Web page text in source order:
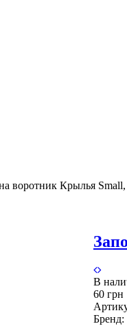
воротник Крылья Small,
В
60 грн
Бренд: